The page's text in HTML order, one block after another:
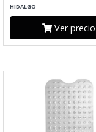
HIDALGO
Ver precio